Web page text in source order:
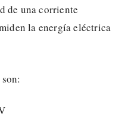
de una corriente
la energía eléctrica